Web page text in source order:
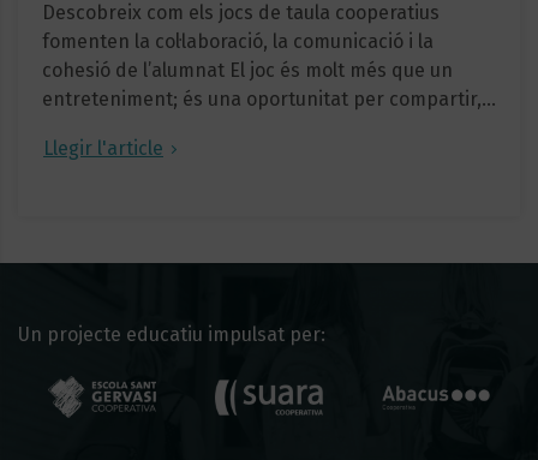
Descobreix com els jocs de taula cooperatius
fomenten la col·laboració, la comunicació i la
cohesió de l’alumnat El joc és molt més que un
entreteniment; és una oportunitat per compartir,…
Llegir l'article
Un projecte educatiu impulsat per: